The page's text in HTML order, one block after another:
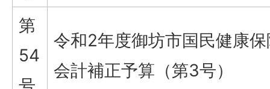
第
54
令和2年度御坊市国民健康
会計補正予算（第3号）